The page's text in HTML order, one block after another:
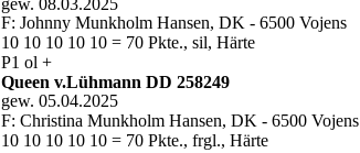
F: Johnny Munkholm Hansen, DK - 6500 Vojens
10 10 10 10 10 = 70 Pkte., sil, Härte
P1 ol +
Queen v.Lühmann DD 258249
gew. 05.04.2025
F: Christina Munkholm Hansen, DK - 6500 Vojens
10 10 10 10 10 = 70 Pkte., frgl., Härte